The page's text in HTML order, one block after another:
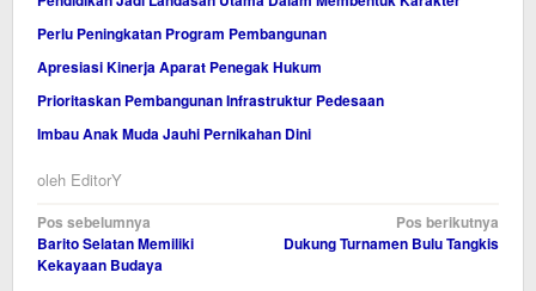
Perlu Peningkatan Program Pembangunan
Apresiasi Kinerja Aparat Penegak Hukum
Prioritaskan Pembangunan Infrastruktur Pedesaan
Imbau Anak Muda Jauhi Pernikahan Dini
oleh EditorY
Navigasi
pos
Pos sebelumnya
Barito Selatan Memiliki
Kekayaan Budaya
Pos berikutnya
Dukung Turnamen Bulu Tangkis